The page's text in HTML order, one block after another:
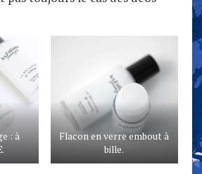
: à
Flacon en verre embout à
bille.